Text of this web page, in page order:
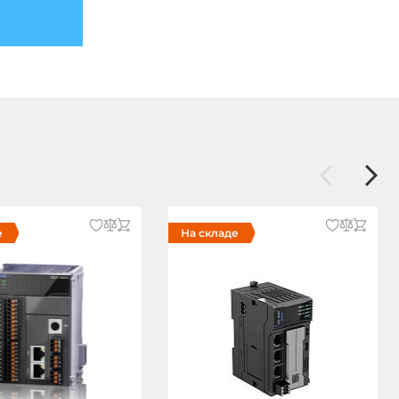
На складе